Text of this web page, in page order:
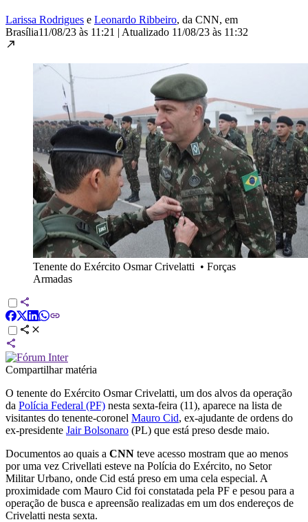
Larissa Rodrigues e Leonardo Ribbeiro, da CNN, em
Brasília11/08/23 às 11:21 | Atualizado 11/08/23 às 11:32
Tenente do Exército Osmar Crivelatti • Forças
Armadas
Compartilhar matéria
O tenente do Exército Osmar Crivelatti, um dos alvos da operação
da Polícia Federal (PF) nesta sexta-feira (11), aparece na lista de
visitantes do tenente-coronel Mauro Cid, ex-ajudante de ordens do
ex-presidente Jair Bolsonaro (PL) que está preso desde maio.
Documentos ao quais a CNN teve acesso mostram que ao menos
por uma vez Crivellati esteve na Polícia do Exército, no Setor
Militar Urbano, onde Cid está preso em uma cela especial. A
proximidade com Mauro Cid foi constatada pela PF e pesou para a
operação de busca e apreensão realizadas em um dos endereços de
Crivelatti nesta sexta.